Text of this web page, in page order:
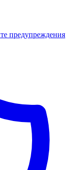
предупреждения